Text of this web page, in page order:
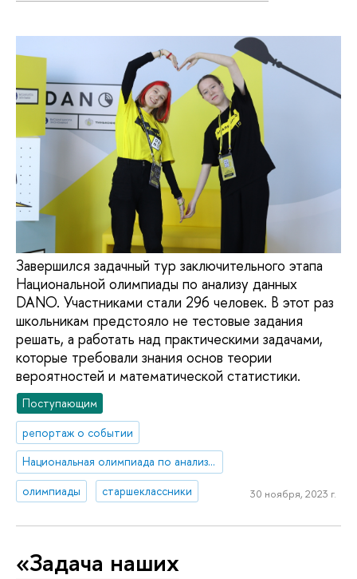
Завершился задачный тур заключительного этапа
Национальной олимпиады по анализу данных
DANO. Участниками стали 296 человек. В этот раз
школьникам предстояло не тестовые задания
решать, а работать над практическими задачами,
которые требовали знания основ теории
вероятностей и математической статистики.
Поступающим
репортаж о событии
Национальная олимпиада по анализу данных «DANO»
олимпиады
старшеклассники 30 ноября, 2023 г.
«Задача наших